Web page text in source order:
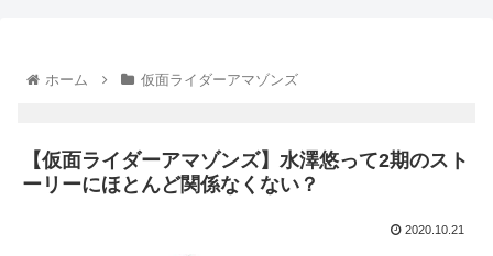
ホーム 仮面ライダーアマゾンズ
【仮面ライダーアマゾンズ】水澤悠って2期のスト
ーリーにほとんど関係なくない？
2020.10.21